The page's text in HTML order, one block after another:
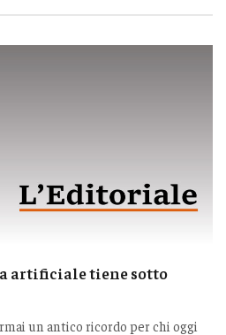
artificiale tiene sotto
un antico ricordo per chi oggi